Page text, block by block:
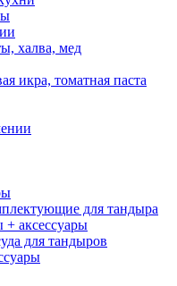
халва, мед
икра, томатная паста
для тандыра
аксессуары
для тандыров